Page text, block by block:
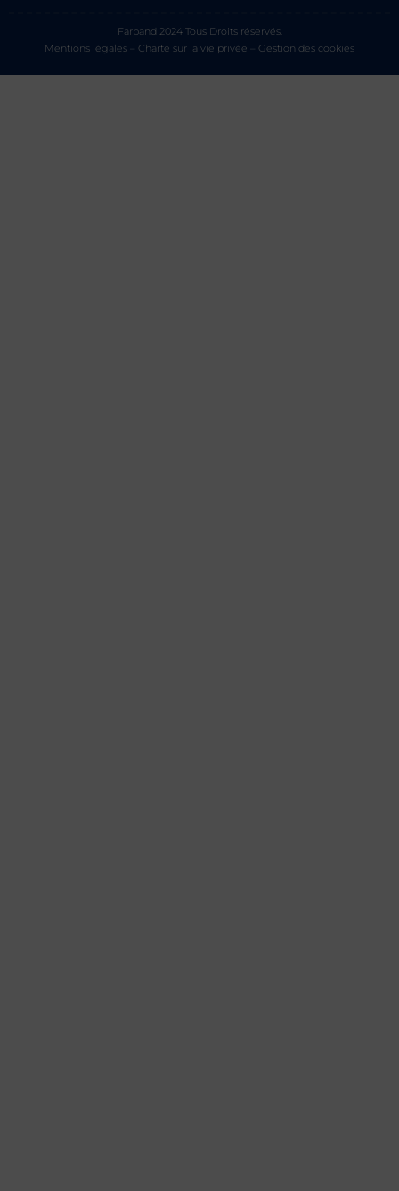
Farband 2024 Tous Droits réservés.
Mentions légales
Charte sur la vie privée Gestion des cookies